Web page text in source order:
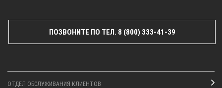
ПОЗВОНИТЕ ПО ТЕЛ. 8 (800) 333-41-39
ОТДЕЛ ОБСЛУЖИВАНИЯ КЛИЕНТОВ